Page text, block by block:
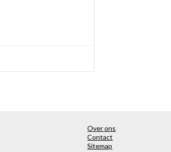
Over ons
Contact
Sitemap